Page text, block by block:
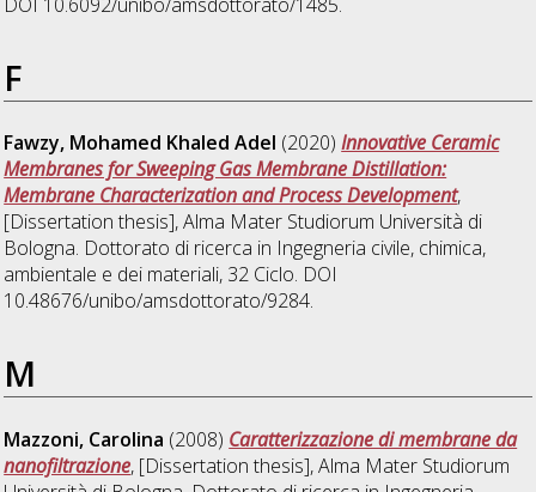
F
Fawzy, Mohamed Khaled Adel (2020)Innovative Ceramic
Membranes for Sweeping Gas Membrane Distillation:
Membrane Characterization and Process Development,
[Dissertation thesis], Alma Mater Studiorum Università di
Bologna. Dottorato di ricerca in Ingegneria civile, chimica,
ambientale e dei materiali, 32 Ciclo. DOI
10.48676/unibo/amsdottorato/9284.
M
Mazzoni, Carolina (2008) Caratterizzazione di membrane da
nanofiltrazione, [Dissertation thesis], Alma Mater Studiorum